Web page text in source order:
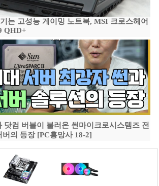
는 고성능 게이밍 노트북, MSI 크로스헤어
QHD+
닷컴 버블이 불러온 썬마이크로시스템즈 전
의 등장 [PC흥망사 18-2]